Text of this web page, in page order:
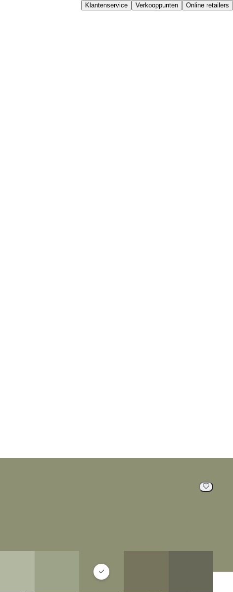
Klantenservice Verkooppunten Online retailers